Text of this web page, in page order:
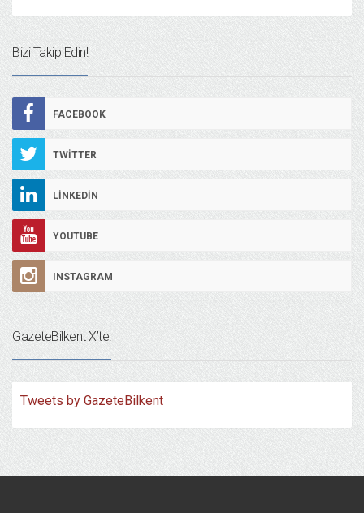
Bizi Takip Edin!
FACEBOOK
TWITTER
LINKEDIN
YOUTUBE
INSTAGRAM
GazeteBilkent X’te!
Tweets by GazeteBilkent